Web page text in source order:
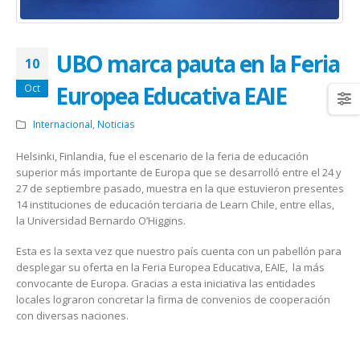
10
Oct
UBO marca pauta en la Feria
Europea Educativa EAIE
Internacional Noticias
Helsinki, Finlandia, fue el escenario de la feria de educación
superior más importante de Europa que se desarrolló entre el 24 y
27 de septiembre pasado, muestra en la que estuvieron presentes
14 instituciones de educación terciaria de Learn Chile, entre ellas,
la Universidad Bernardo O’Higgins.
Esta es la sexta vez que nuestro país cuenta con un pabellón para
desplegar su oferta en la Feria Europea Educativa, EAIE, la más
convocante de Europa. Gracias a esta iniciativa las entidades
locales lograron concretar la firma de convenios de cooperación
con diversas naciones.